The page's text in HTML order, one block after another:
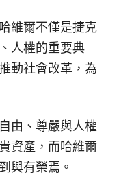
維爾不僅是捷克
人權的重要典
動社會改革，為
由、尊嚴與人權
資產，而哈維爾
與有榮焉。